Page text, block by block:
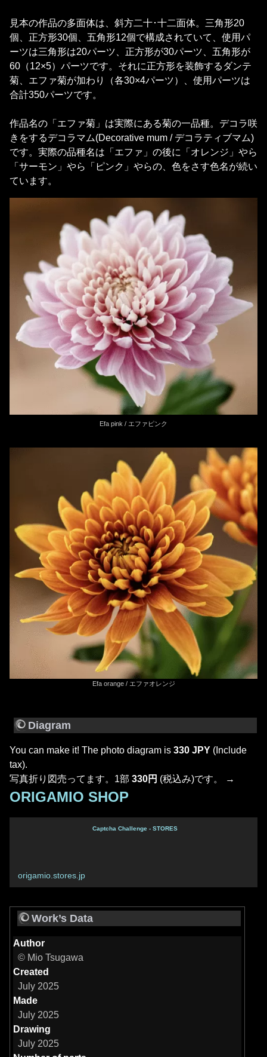
見本の作品の多面体は、斜方二十･十二面体。三角形20
個、正方形30個、五角形12個で構成されていて、使用パ
ーツは三角形は20パーツ、正方形が30パーツ、五角形が
60（12×5）パーツです。それに正方形を装飾するダンテ
菊、エファ菊が加わり（各30×4パーツ）、使用パーツは
合計350パーツです。
作品名の「エファ菊」は実際にある菊の一品種。デコラ咲
きをするデコラマム(Decorative mum / デコラティブマム)
です。実際の品種名は「エファ」の後に「オレンジ」やら
「サーモン」やら「ピンク」やらの、色をさす色名が続い
ています。
Efa pink / エファピンク
Efa orange / エファオレンジ
Diagram
You can make it! The photo diagram is 330 JPY (Include
tax).
写真折り図売ってます。1部 330円 (税込み)です。 →
ORIGAMIO SHOP
Captcha Challenge - STORES
origamio.stores.jp
Work’s Data
Author
© Mio Tsugawa
Created
July 2025
Made
July 2025
Drawing
July 2025